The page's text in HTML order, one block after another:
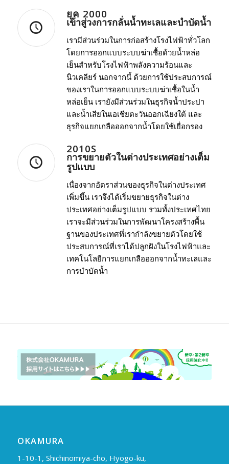
ยุค 2000
เข้าสู่วงการกลั่นน้ำทะเลและบำบัดน้ำ
เรามีส่วนร่วมในการก่อสร้างโรงไฟฟ้าทั่วโลก
โดยการออกแบบระบบฆ่าเชื้อด้วยน้ำหล่อ
เย็นสำหรับโรงไฟฟ้าพลังความร้อนและ
นิวเคลียร์ นอกจากนี้ ด้วยการใช้ประสบการณ์
ของเราในการออกแบบระบบฆ่าเชื้อในน้ำ
หล่อเย็น เรายังมีส่วนร่วมในธุรกิจน้ำประปา
และน้ำเสียในเอเชียตะวันออกเฉียงใต้ และ
ธุรกิจแยกเกลือออกจากน้ำโดยใช้เยื่อกรอง
2010S
การขยายตัวในต่างประเทศอย่างเต็ม
รูปแบบ
เนื่องจากอัตราส่วนของธุรกิจในต่างประเทศ
เพิ่มขึ้น เราจึงได้เริ่มขยายธุรกิจในต่าง
ประเทศอย่างเต็มรูปแบบ รวมทั้งประเทศไทย
เราจะมีส่วนร่วมในการพัฒนาโครงสร้างพื้น
ฐานของประเทศที่เรากำลังขยายตัวโดยใช้
ประสบการณ์ที่เราได้ปลูกฝังในโรงไฟฟ้าและ
เทคโนโลยีการแยกเกลือออกจากน้ำทะเลและ
การบำบัดน้ำ
OKAMURA
1-10-1, Shichinomiya-cho, Hyogo-ku,